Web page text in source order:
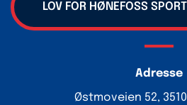
LOV FOR HØNEFOSS
Adresse
Østmoveien 52,